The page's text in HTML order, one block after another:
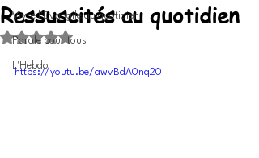
Vivre l'Evangile au quotidien
Parole pour tous
L'Hebdo
Ressuscités au quotidien
Noté NaN étoiles sur 5.
https://youtu.be/awvBdA0nq20